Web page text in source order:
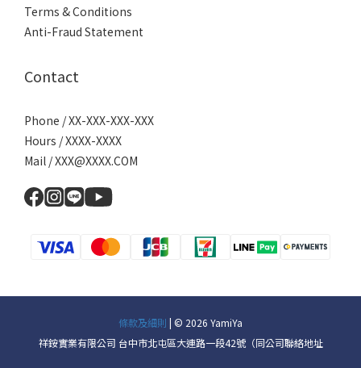
Terms & Conditions
Anti-Fraud Statement
Contact
Phone / XX-XXX-XXX-XXX
Hours / XXXX-XXXX
Mail / XXX@XXXX.COM
條款及細則 | © 2026 YamiYa
祥銨實業有限公司 台中市北屯區大連路一段42號（同公司聯絡地址